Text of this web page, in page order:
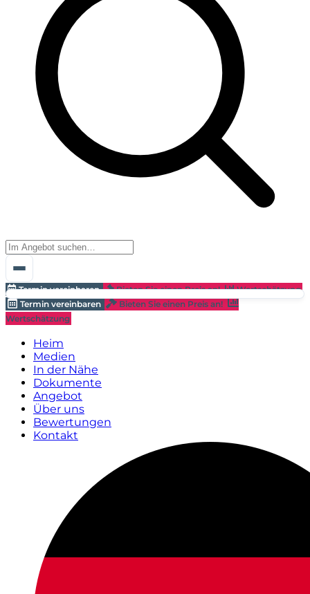
Termin vereinbaren Bieten Sie einen Preis an!
Wertschätzung
Termin vereinbaren
Bieten Sie einen Preis an!
Wertschätzung
Heim
Medien
In der Nähe
Dokumente
Angebot
Über uns
Bewertungen
Kontakt